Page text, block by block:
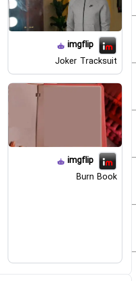
imgflip
Joker Tracksuit
imgflip
Burn Book